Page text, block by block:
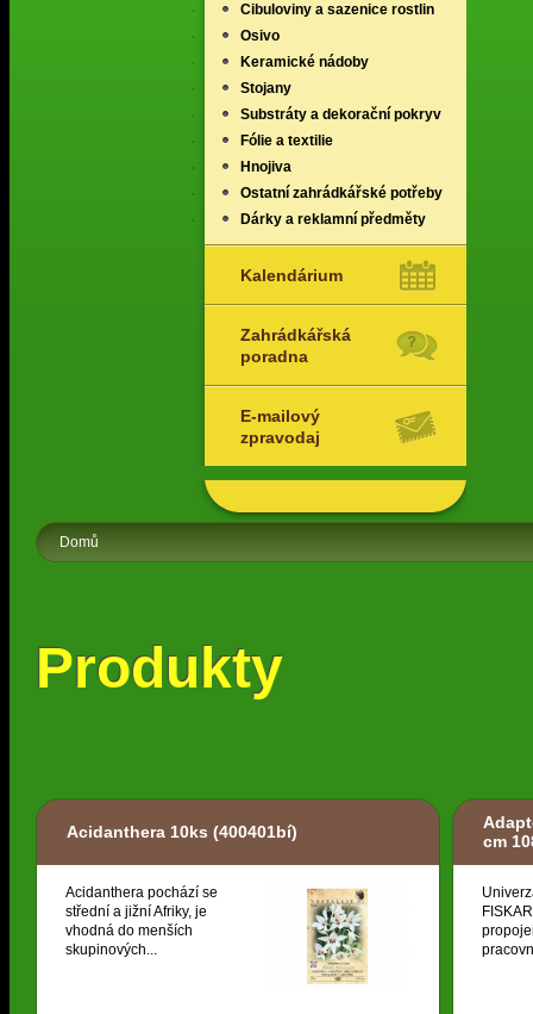
Cibuloviny a sazenice rostlin
Osivo
Keramické nádoby
Stojany
Substráty a dekorační pokryv
Fólie a textilie
Hnojiva
Ostatní zahrádkářské potřeby
Dárky a reklamní předměty
Kalendárium
Zahrádkářská
poradna
E-mailový
zpravodaj
Domů
Produkty
Acidanthera 10ks (400401bí)
Acidanthera pochází se
střední a jižní Afriky, je
vhodná do menších
skupinových...
cm